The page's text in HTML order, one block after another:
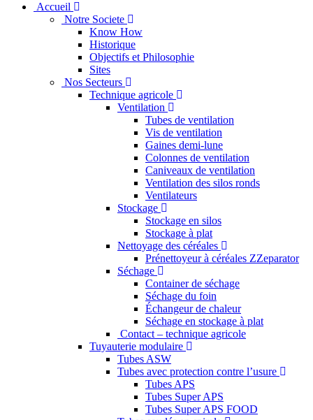
Accueil
Notre Societe
Know How
Historique
Objectifs et Philosophie
Sites
Nos Secteurs
Technique agricole
Ventilation
Tubes de ventilation
Vis de ventilation
Gaines demi-lune
Colonnes de ventilation
Caniveaux de ventilation
Ventilation des silos ronds
Ventilateurs
Stockage
Stockage en silos
Stockage à plat
Nettoyage des céréales
Prénettoyeur à céréales ZZeparator
Séchage
Container de séchage
Séchage du foin
Échangeur de chaleur
Séchage en stockage à plat
Contact – technique agricole
Tuyauterie modulaire
Tubes ASW
Tubes avec protection contre l’usure
Tubes APS
Tubes Super APS
Tubes Super APS FOOD